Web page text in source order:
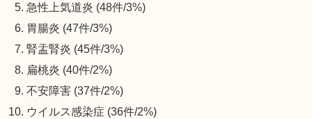
急性上気道炎 (48件/3%)
胃腸炎 (47件/3%)
腎盂腎炎 (45件/3%)
扁桃炎 (40件/2%)
不安障害 (37件/2%)
ウイルス感染症 (36件/2%)